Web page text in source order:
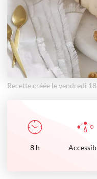
Recette créée le vendredi
8 h